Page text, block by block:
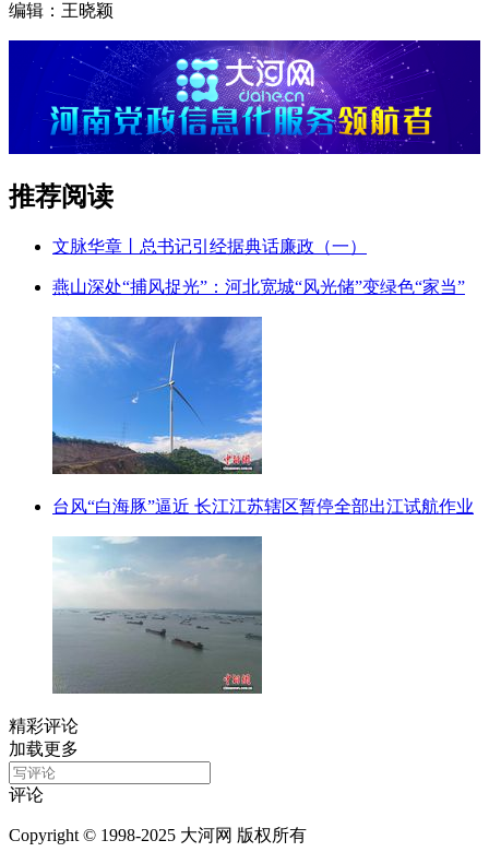
编辑：王晓颖
推荐阅读
文脉华章丨总书记引经据典话廉政（一）
燕山深处“捕风捉光”：河北宽城“风光储”变绿色“家当”
台风“白海豚”逼近 长江江苏辖区暂停全部出江试航作业
精彩评论
加载更多
评论
Copyright © 1998-2025 大河网 版权所有